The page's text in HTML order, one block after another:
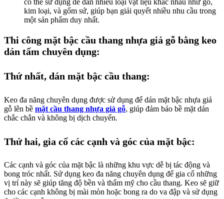
kim loại, và gốm sứ, giúp bạn giải quyết nhiều nhu cầu trong
một sản phẩm duy nhất.
Thi công mặt bậc cầu thang nhựa giả gỗ bằng keo
dán tấm chuyên dụng:
Thứ nhất, dán mặt bậc cầu thang:
Keo đa năng chuyên dụng được sử dụng để dán mặt bậc nhựa giả
gỗ lên bề mặt cầu thang nhựa giả gỗ, giúp đảm bảo bề mặt dán
chắc chắn và không bị dịch chuyển.
Thứ hai, gia cố các cạnh và góc của mặt bậc:
Các cạnh và góc của mặt bậc là những khu vực dễ bị tác động và
bong tróc nhất. Sử dụng keo đa năng chuyên dụng để gia cố những
vị trí này sẽ giúp tăng độ bền và thẩm mỹ cho cầu thang. Keo sẽ giữ
cho các cạnh không bị mài mòn hoặc bong ra do va đập và sử dụng